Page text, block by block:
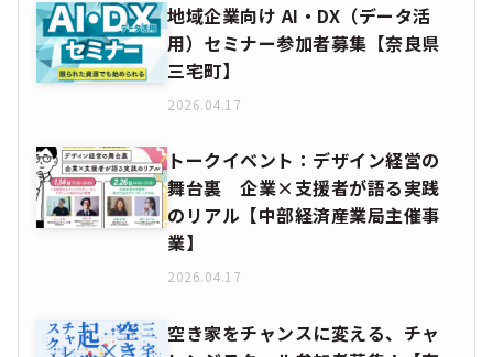
地域企業向け AI・DX（データ活
用）セミナー参加者募集【奈良県
三宅町】
2026.04.17
トークイベント：デザイン経営の
舞台裏 企業×支援者が語る実践
のリアル【中部経済産業局主催事
業】
2026.04.17
空き家をチャンスに変える、チャ